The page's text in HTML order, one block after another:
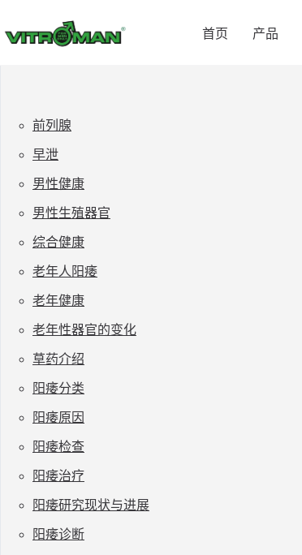
过
容
首页 产品
前列腺
早泄
男性健康
男性生殖器官
综合健康
老年人阳痿
老年健康
老年性器官的变化
草药介绍
阳痿分类
阳痿原因
阳痿检查
阳痿治疗
阳痿研究现状与进展
阳痿诊断